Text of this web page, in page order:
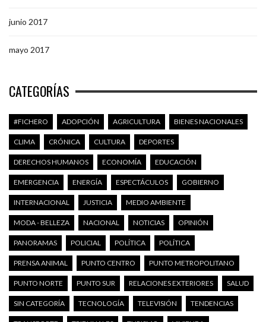
junio 2017
mayo 2017
CATEGORÍAS
#FICHERO ADOPCIÓN AGRICULTURA BIENES NACIONALES
CLIMA CRÓNICA CULTURA DEPORTES
DERECHOS HUMANOS ECONOMÍA EDUCACIÓN
EMERGENCIA ENERGÍA ESPECTÁCULOS GOBIERNO
INTERNACIONAL JUSTICIA MEDIO AMBIENTE
MODA - BELLEZA NACIONAL NOTICIAS OPINIÓN
PANORAMAS POLICIAL POLÍTICA POLÍTICA
PRENSA ANIMAL PUNTO CENTRO PUNTO METROPOLITANO
PUNTO NORTE PUNTO SUR RELACIONES EXTERIORES SALUD
SIN CATEGORÍA TECNOLOGÍA TELEVISIÓN TENDENCIAS